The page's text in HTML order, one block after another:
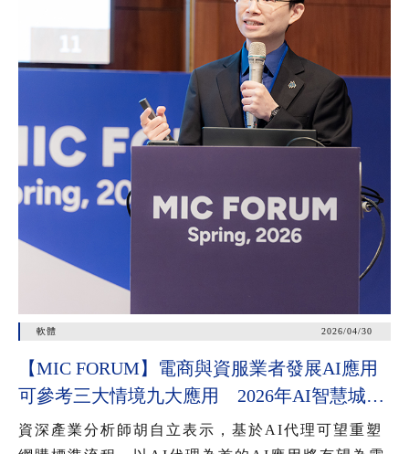
軟體 2026/04/30
【MIC FORUM】電商與資服業者發展AI應用
可參考三大情境九大應用 2026年AI智慧城市
公共服務應用有三大趨勢
資深產業分析師胡自立表示，基於AI代理可望重塑